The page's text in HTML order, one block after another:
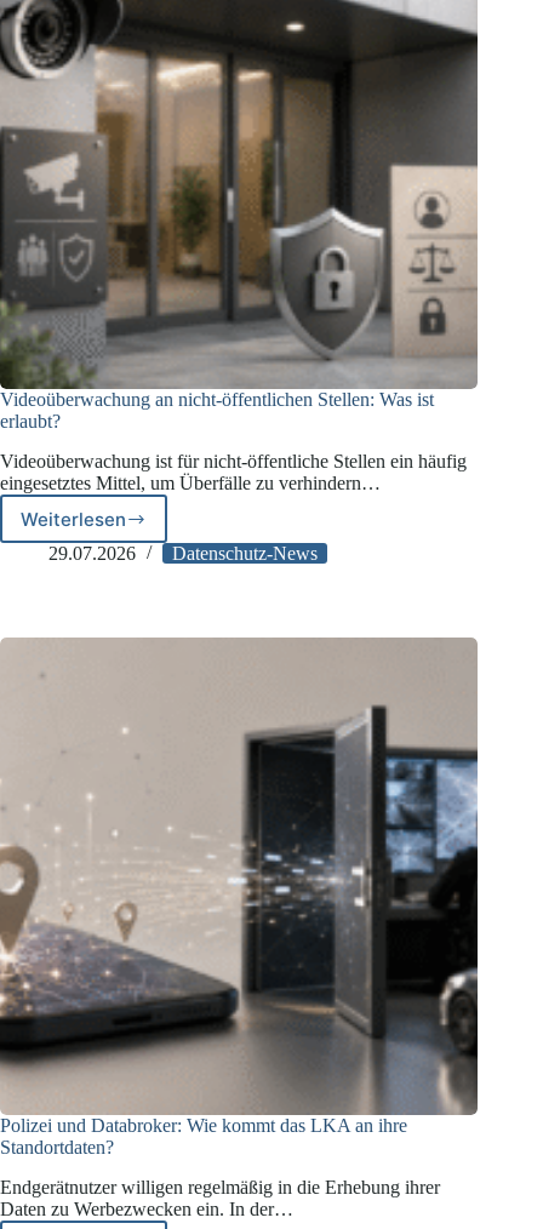
Videoüberwachung an nicht-öffentlichen Stellen: Was ist
erlaubt?
Videoüberwachung ist für nicht-öffentliche Stellen ein häufig
eingesetztes Mittel, um Überfälle zu verhindern…
WeiterlesenVideoüberwachung
an
Was
29.07.2026 Datenschutz-News
Polizei und Databroker: Wie kommt das LKA an ihre
Standortdaten?
Endgerätnutzer willigen regelmäßig in die Erhebung ihrer
Daten zu Werbezwecken ein. In der…